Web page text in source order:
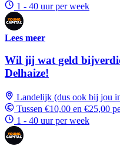
1 - 40 uur per week
Lees meer
Wil jij wat geld
Delhaize!
Landelijk (dus ook bij jou
Tussen €10,00 en €25,00
1 - 40 uur per week